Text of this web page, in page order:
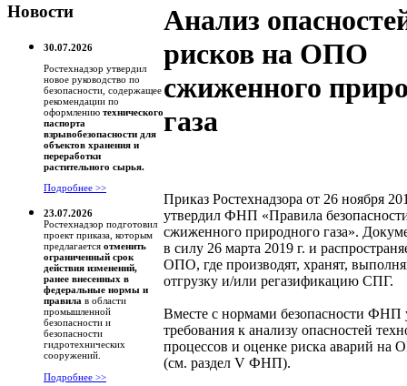
Новости
30.07.2026
Ростехнадзор утвердил
новое руководство по
безопасности, содержащее
рекомендации по
оформлению технического
паспорта
взрывобезопасности для
объектов хранения и
переработки
растительного сырья.
Подробнее >>
23.07.2026
Ростехнадзор подготовил
проект приказа, которым
предлагается отменить
ограниченный срок
действия изменений,
ранее внесенных в
федеральные нормы и
правила в области
промышленной
безопасности и
безопасности
гидротехнических
сооружений.
Подробнее >>
Анализ
рисков на ОПО
сжиженного
газа
Приказ Ростехнадзора от 26 ноября
утвердил ФНП «Правила
сжиженного природного газа».
в силу 26 марта 2019 г. и
ОПО, где производят, хранят,
отгрузку и/или регазификацию СПГ.
Вместе с нормами безопасности ФНП
требования к анализу опасностей
процессов и оценке риска аварий
(см. раздел V ФНП).